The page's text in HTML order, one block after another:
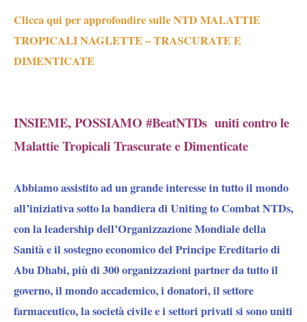
Clicca qui per approfondire sulle NTD MALATTIE
TROPICALI NAGLETTE – TRASCURATE E
DIMENTICATE
INSIEME, POSSIAMO #BeatNTDs uniti contro le
Malattie Tropicali Trascurate e Dimenticate
Abbiamo assistito ad un grande interesse in tutto il mondo
all’iniziativa sotto la bandiera di Uniting to Combat NTDs,
con la leadership dell’Organizzazione Mondiale della
Sanità e il sostegno economico del Principe Ereditario di
Abu Dhabi, più di 300 organizzazioni partner da tutto il
governo, il mondo accademico, i donatori, il settore
farmaceutico, la società civile e i settori privati si sono uniti